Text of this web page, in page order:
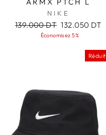
NIKE
Prix
régulier
139.000 DT Prix
réduit
132.050 DT
Économisez 5%
Réduit